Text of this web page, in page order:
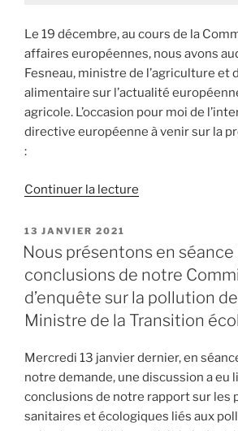
Le 19 décembre, au cours de la
affaires européennes, nous avons
Fesneau, ministre de l’agriculture et
alimentaire sur l’actualité
agricole. L’occasion pour moi de
directive européenne à venir sur la
:
Continuer la lecture
se
mobilise-
il
suffisamment
l’adoption
d’une
directive-
cadre
PUBLIÉ
LE
13 JANVIER 2021
Nous présentons en séance
conclusions de notre
d’enquête sur la pollution
Ministre de la Transition
Mercredi 13 janvier dernier, en
notre demande, une discussion a eu
conclusions de notre rapport sur les
sanitaires et écologiques liés aux